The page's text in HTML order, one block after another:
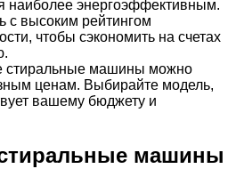
наиболее энергоэффективным.
с высоким рейтингом
чтобы сэкономить на счетах
стиральные машины можно
ценам. Выбирайте модель,
вашему бюджету и
машины